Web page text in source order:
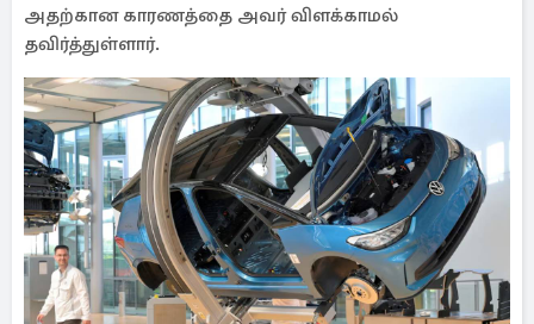
அதற்கான காரணத்தை அவர் விளக்காமல்
தவிர்த்துள்ளார்.